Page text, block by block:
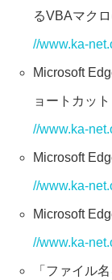
るVBAマク
//www.ka-
Microsoft
ョートカット
//www.ka-
Microsoft
//www.ka-
Microsoft
//www.ka-
「ファイル